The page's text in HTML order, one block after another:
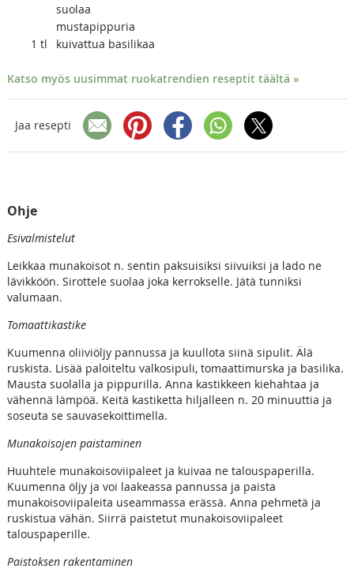
suolaa
mustapippuria
1 tl kuivattua basilikaa
Katso myös uusimmat ruokatrendien reseptit täältä »
Jaa resepti
Ohje
Esivalmistelut
Leikkaa munakoisot n. sentin paksuisiksi siivuiksi ja lado ne
lävikköön. Sirottele suolaa joka kerrokselle. Jätä tunniksi
valumaan.
Tomaattikastike
Kuumenna oliiviöljy pannussa ja kuullota siinä sipulit. Älä
ruskista. Lisää paloiteltu valkosipuli, tomaattimurska ja basilika.
Mausta suolalla ja pippurilla. Anna kastikkeen kiehahtaa ja
vähennä lämpöä. Keitä kastiketta hiljalleen n. 20 minuuttia ja
soseuta se sauvasekoittimella.
Munakoisojen paistaminen
Huuhtele munakoisoviipaleet ja kuivaa ne talouspaperilla.
Kuumenna öljy ja voi laakeassa pannussa ja paista
munakoisoviipaleita useammassa erässä. Anna pehmetä ja
ruskistua vähän. Siirrä paistetut munakoisoviipaleet
talouspaperille.
Paistoksen rakentaminen